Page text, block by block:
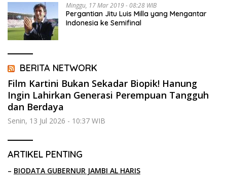
Minggu, 17 Mar 2019 - 08:28 WIB
Pergantian Jitu Luis Milla yang Mengantar
Indonesia ke Semifinal
BERITA NETWORK
Film Kartini Bukan Sekadar Biopik! Hanung
Ingin Lahirkan Generasi Perempuan Tangguh
dan Berdaya
Senin, 13 Jul 2026 - 10:37 WIB
ARTIKEL PENTING
– BIODATA GUBERNUR JAMBI AL HARIS